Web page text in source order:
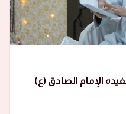
الإمام الصادق (ع)